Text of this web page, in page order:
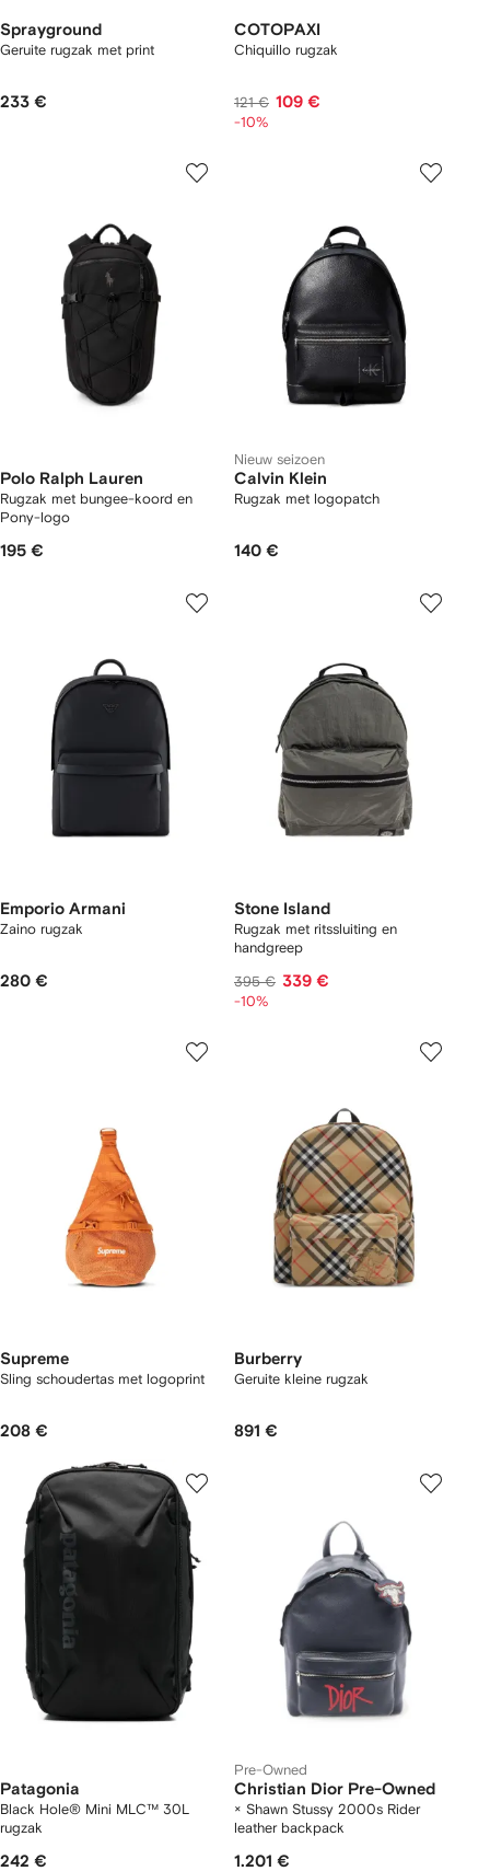
Sprayground
Geruite rugzak met print
233 €
COTOPAXI
Chiquillo rugzak
121 € 109 €
-10%
Polo Ralph Lauren
Rugzak met bungee-koord en
Pony-logo
195 €
Nieuw seizoen
Calvin Klein
Rugzak met logopatch
140 €
Emporio Armani
Zaino rugzak
280 €
Stone Island
Rugzak met ritssluiting en
handgreep
395 € 339 €
-10%
Supreme
Sling schoudertas met logoprint
208 €
Burberry
Geruite kleine rugzak
891 €
Patagonia
Black Hole® Mini MLC™ 30L
rugzak
242 €
Pre-Owned
Christian Dior Pre-Owned
× Shawn Stussy 2000s Rider
leather backpack
1.201 €